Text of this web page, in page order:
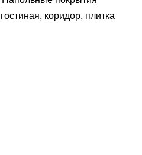
гостиная, коридор, плитка